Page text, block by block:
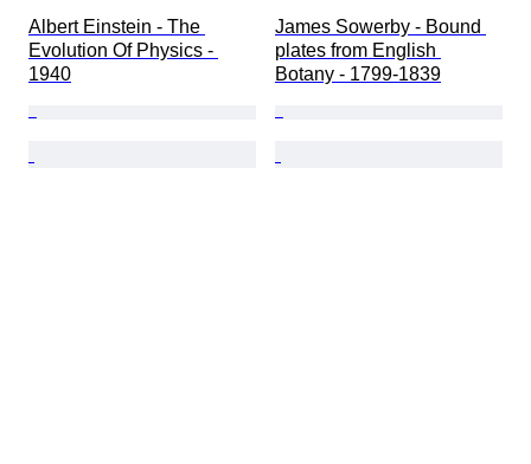
Albert Einstein - The
Evolution Of Physics -
1940
James Sowerby - Bound
plates from English
Botany - 1799-1839